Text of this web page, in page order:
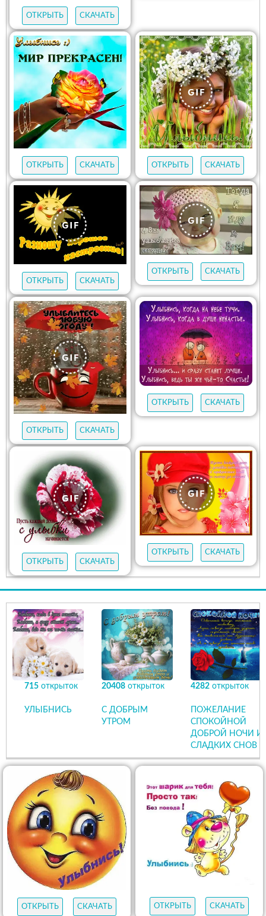
ОТКРЫТЬ СКАЧАТЬ
ОТКРЫТЬ СКАЧАТЬ ОТКРЫТЬ СКАЧАТЬ
ОТКРЫТЬ СКАЧАТЬ
ОТКРЫТЬ СКАЧАТЬ
ОТКРЫТЬ СКАЧАТЬ
ОТКРЫТЬ СКАЧАТЬ
ОТКРЫТЬ СКАЧАТЬ
ОТКРЫТЬ СКАЧАТЬ
715 открыток
УЛЫБНИСЬ
20408 открыток
С ДОБРЫМ
УТРОМ
4282 открыток
ПОЖЕЛАНИЕ
СПОКОЙНОЙ
ДОБРОЙ НОЧИ И
СЛАДКИХ СНОВ
ОТКРЫТЬ СКАЧАТЬ ОТКРЫТЬ СКАЧАТЬ